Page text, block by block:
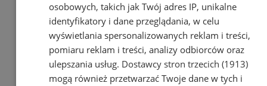
osobowych, takich jak Twój adres IP, unikalne
identyfikatory i dane przeglądania, w celu
wyświetlania spersonalizowanych reklam i treści,
pomiaru reklam i treści, analizy odbiorców oraz
ulepszania usług. Dostawcy stron trzecich (1913)
mogą również przetwarzać Twoje dane w tych i